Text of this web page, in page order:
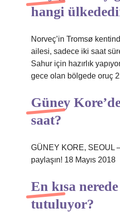
hangi
Norveç’in Tromsø
ailesi, sadece iki saat
Sahur için hazırlık
gece olan bölgede oruç
Güney
saat?
GÜNEY KORE, SEOUL
paylaşın! 18 Mayıs 2018
En kısa
tutuluyor?